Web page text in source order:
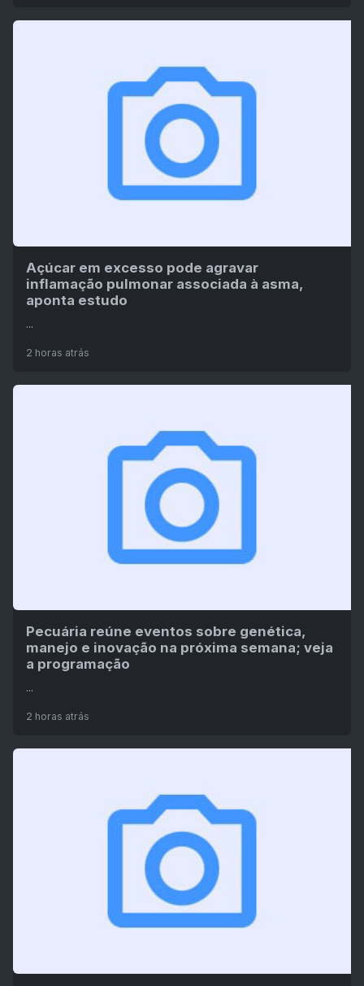
Açúcar em excesso pode agravar
inflamação pulmonar associada à asma,
aponta estudo
...
2 horas atrás
Pecuária reúne eventos sobre genética,
manejo e inovação na próxima semana; veja
a programação
...
2 horas atrás